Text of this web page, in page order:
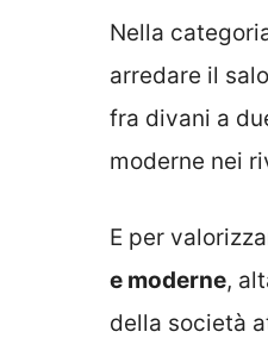
Nella
arredare il
fra divani a
moderne nei
E per
e moderne,
della società